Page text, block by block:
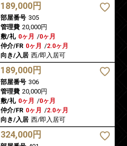
189,000円
部屋番号 305
管理費 20,000円
敷/礼 0ヶ月 /0ヶ月
仲介/FR 0ヶ月 /2.0ヶ月
向き/入居 西/即入居可
189,000円
部屋番号 306
管理費 20,000円
敷/礼 0ヶ月 /0ヶ月
仲介/FR 0ヶ月 /2.0ヶ月
向き/入居 西/即入居可
324,000円